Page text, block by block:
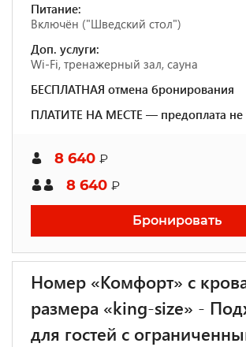
Питание:
Включён ("Шведский стол")
Доп. услуги:
Wi-Fi, тренажерный зал, сауна
БЕСПЛАТНАЯ отмена бронирования
ПЛАТИТЕ НА МЕСТЕ — предоплата не
8 640 ₽
8 640 ₽
Бронировать
Номер «Комфорт» с
размера «king-size» -
для гостей с